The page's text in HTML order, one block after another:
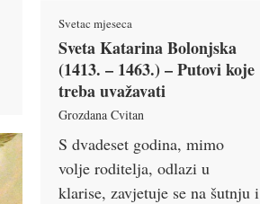
Svetac mjeseca
Sveta Katarina Bolonjska
(1413. – 1463.) – Putovi koje
treba uvažavati
Grozdana Cvitan
S dvadeset godina, mimo
volje roditelja, odlazi u
klarise, zavjetuje se na šutnju i